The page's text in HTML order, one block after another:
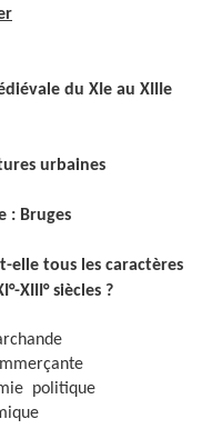
du XIe au XIIIe
urbaines
: Bruges
elle tous les caractères
XIII° siècles ?
politique